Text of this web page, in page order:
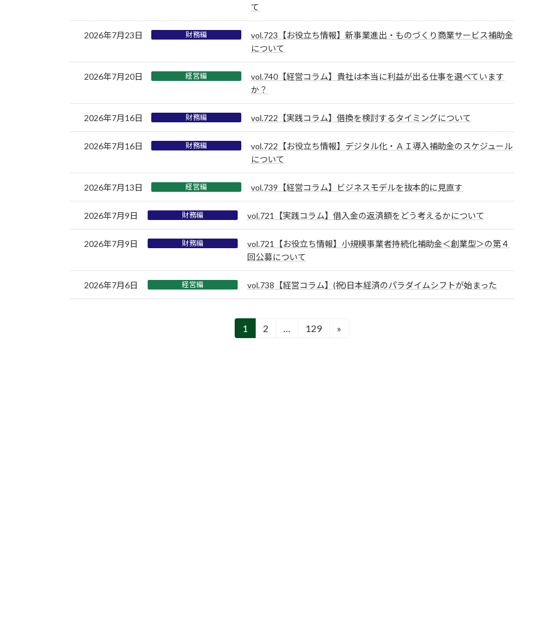
て
2026年7月23日 財務編
vol.723【お役立ち情報】新事業進出・ものづくり商業サービス補助金
について
2026年7月20日 経営編
vol.740【経営コラム】貴社は本当に利益が出る仕事を選べています
か？
2026年7月16日 財務編 vol.722【実践コラム】借換を検討するタイミングについて
2026年7月16日 財務編
vol.722【お役立ち情報】デジタル化・ＡＩ導入補助金のスケジュール
について
2026年7月13日 経営編 vol.739【経営コラム】ビジネスモデルを抜本的に見直す
2026年7月9日 財務編 vol.721【実践コラム】借入金の返済額をどう考えるかについて
2026年7月9日 財務編
vol.721【お役立ち情報】小規模事業者持続化補助金＜創業型＞の第４
回公募について
2026年7月6日 経営編 vol.738【経営コラム】(祝)日本経済のパラダイムシフトが始まった
固
1
固
2 …
固
129 »